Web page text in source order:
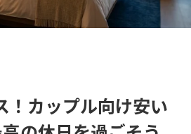
！カップル向け安い